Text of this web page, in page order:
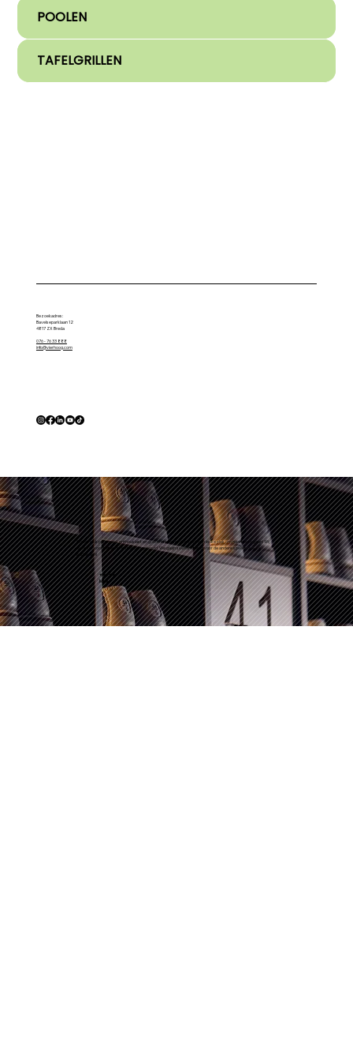
POOLEN
TAFELGRILLEN
Onwijs leuk personeel, enthousiast en goede snelle service. Echt een leuke plek om naartoe te gaan! Wij
waren er voor het eerst en hebben gebowld. We gaan sowieso terug voor de andere spellen doe ze
aanbieden!
⭐️⭐️⭐️⭐️⭐️
Mike
Bezoekadres:
Bavelseparklaan 12
4817 ZX Breda
076 - 76 33 888
info@vierhoog.com